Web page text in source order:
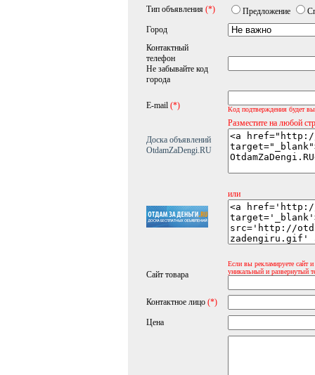
Тип объявления (*) Предложение
Город
Контактный
телефон
Не забывайте код
города
E-mail (*) Код подтверждения будет
Доска объявлений
OtdamZaDengi.RU
Разместите на любой
или
Сайт товара
Если вы рекламируете сайт
уникальный и развернутый
Контактное лицо (*)
Цена